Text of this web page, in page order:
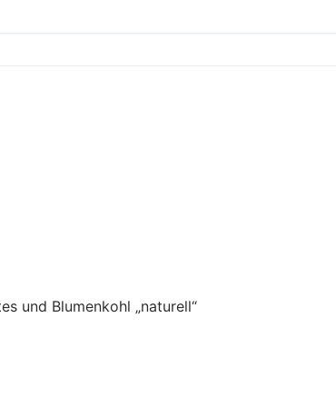
und Blumenkohl „naturell“